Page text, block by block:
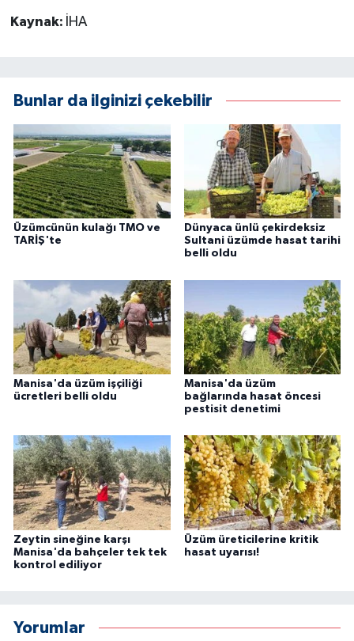
Kaynak: İHA
Bunlar da ilginizi çekebilir
Üzümcünün kulağı TMO ve
TARİŞ'te
Dünyaca ünlü çekirdeksiz
Sultani üzümde hasat tarihi
belli oldu
Manisa'da üzüm işçiliği
ücretleri belli oldu
Manisa'da üzüm
bağlarında hasat öncesi
pestisit denetimi
Zeytin sineğine karşı
Manisa'da bahçeler tek tek
kontrol ediliyor
Üzüm üreticilerine kritik
hasat uyarısı!
Yorumlar